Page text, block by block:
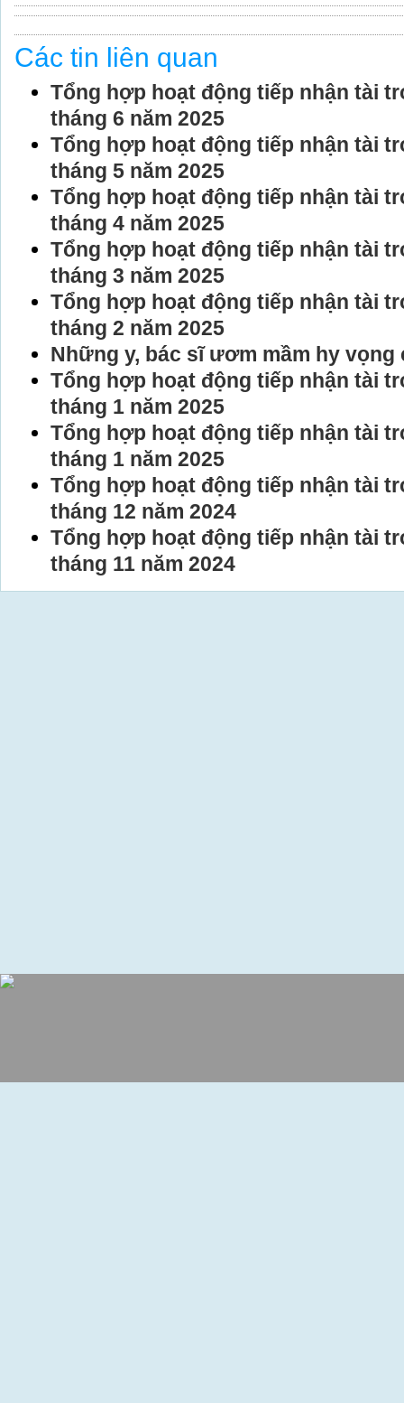
Các tin liên quan
Tổng hợp hoạt động tiếp nhận tài
tháng 6 năm 2025
Tổng hợp hoạt động tiếp nhận tài
tháng 5 năm 2025
Tổng hợp hoạt động tiếp nhận tài
tháng 4 năm 2025
Tổng hợp hoạt động tiếp nhận tài
tháng 3 năm 2025
Tổng hợp hoạt động tiếp nhận tài
tháng 2 năm 2025
Những y, bác sĩ ươm mầm hy vọng
Tổng hợp hoạt động tiếp nhận tài
tháng 1 năm 2025
Tổng hợp hoạt động tiếp nhận tài
tháng 1 năm 2025
Tổng hợp hoạt động tiếp nhận tài
tháng 12 năm 2024
Tổng hợp hoạt động tiếp nhận tài
tháng 11 năm 2024